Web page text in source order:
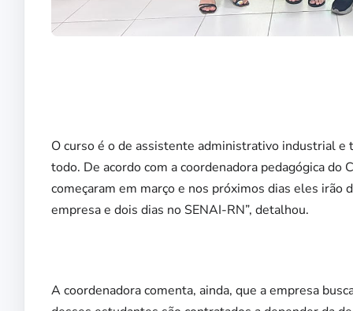
O curso é o de assistente administrativo industrial e
todo. De acordo com a coordenadora pedagógica do
começaram em março e nos próximos dias eles irão
empresa e dois dias no SENAI-RN”, detalhou.
A coordenadora comenta, ainda, que a empresa